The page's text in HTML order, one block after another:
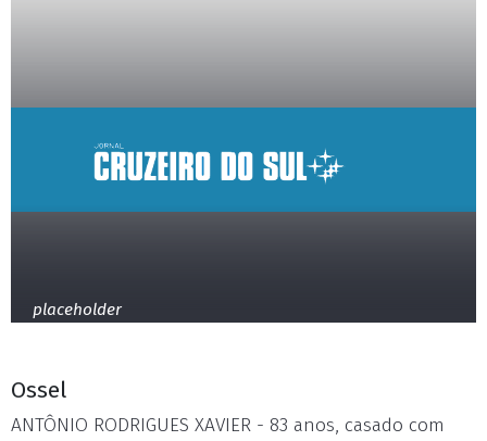
placeholder
Ossel
ANTÔNIO RODRIGUES XAVIER - 83 anos, casado com